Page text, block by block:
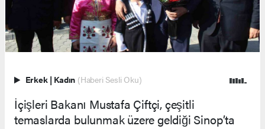
Erkek | Kadın (Haberi Sesli Oku)
İçişleri Bakanı Mustafa Çiftçi, çeşitli
temaslarda bulunmak üzere geldiği Sinop’ta